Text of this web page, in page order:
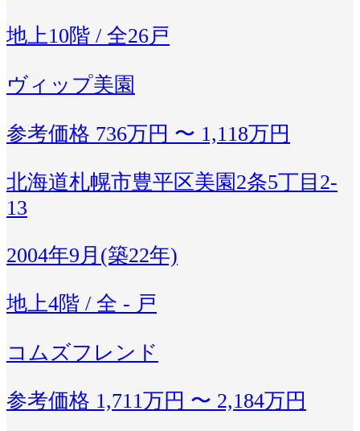
地上10階 / 全26戸
ヴィップ美園
参考価格 736万円 〜 1,118万円
北海道札幌市豊平区美園2条5丁目2-
13
2004年9月(築22年)
地上4階 / 全 - 戸
コムズフレンド
参考価格 1,711万円 〜 2,184万円